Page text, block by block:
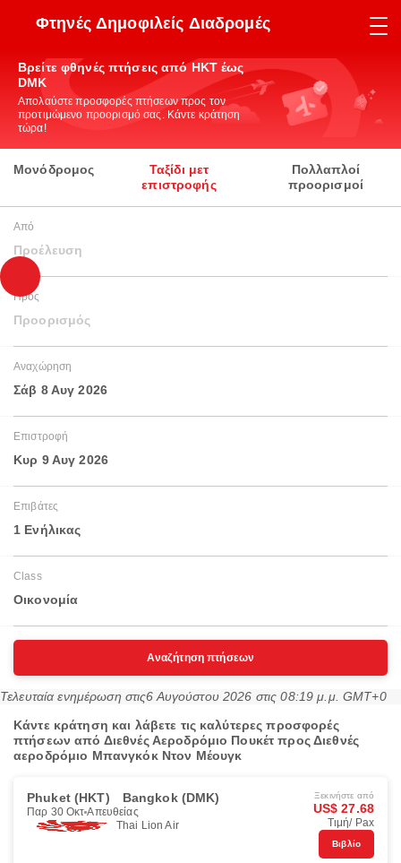
Φτηνές Δημοφιλείς Διαδρομές
Βρείτε φθηνές πτήσεις από HKT έως
DMK
Απολαύστε προσφορές πτήσεων προς τον
προτιμώμενο προορισμό σας. Κάντε κράτηση
τώρα!
Μονόδρομος
Ταξίδι μετ
επιστροφής
Πολλαπλοί
προορισμοί
Από
Προέλευση
Προς
Προορισμός
Αναχώρηση
Σάβ 8 Αυγ 2026
Επιστροφή
Κυρ 9 Αυγ 2026
Επιβάτες
1 Ενήλικας
Class
Οικονομία
Αναζήτηση πτήσεων
Τελευταία ενημέρωση στις6 Αυγούστου 2026 στις 08:19 μ.μ. GMT+0
Κάντε κράτηση και λάβετε τις καλύτερες προσφορές
πτήσεων από Διεθνές Αεροδρόμιο Πουκέτ προς Διεθνές
αεροδρόμιο Μπανγκόκ Ντον Μέουγκ
Phuket (HKT) Bangkok (DMK)
Παρ 30 Οκτ Απευθείας
Thai Lion Air
Ξεκινήστε από
US$ 27.68
Τιμή/ Pax
Βιβλίο